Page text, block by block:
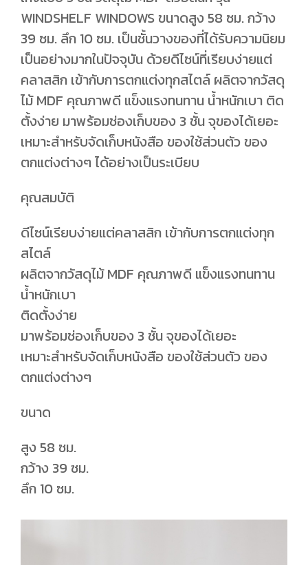
WINDSHELF WINDOWS ขนาดสูง 58 ซม. กว้าง
39 ซม. ลึก 10 ซม. เป็นชั้นวางของที่ได้รับความนิยม
เป็นอย่างมากในปัจจุบัน ด้วยดีไซน์ที่เรียบง่ายแต่
คลาสสิก เข้ากับการตกแต่งทุกสไตล์ ผลิตจากวัสดุ
ไม้ MDF คุณภาพดี แข็งแรงทนทาน น้ำหนักเบา ติด
ตั้งง่าย มาพร้อมช่องเก็บของ 3 ชั้น จุของได้เยอะ
เหมาะสำหรับจัดเก็บหนังสือ ของใช้ส่วนตัว ของ
ตกแต่งต่างๆ ได้อย่างเป็นระเบียบ
คุณสมบัติ
ดีไซน์เรียบง่ายแต่คลาสสิก เข้ากับการตกแต่งทุก
สไตล์
ผลิตจากวัสดุไม้ MDF คุณภาพดี แข็งแรงทนทาน
น้ำหนักเบา
ติดตั้งง่าย
มาพร้อมช่องเก็บของ 3 ชั้น จุของได้เยอะ
เหมาะสำหรับจัดเก็บหนังสือ ของใช้ส่วนตัว ของ
ตกแต่งต่างๆ
ขนาด
สูง 58 ซม.
กว้าง 39 ซม.
ลึก 10 ซม.